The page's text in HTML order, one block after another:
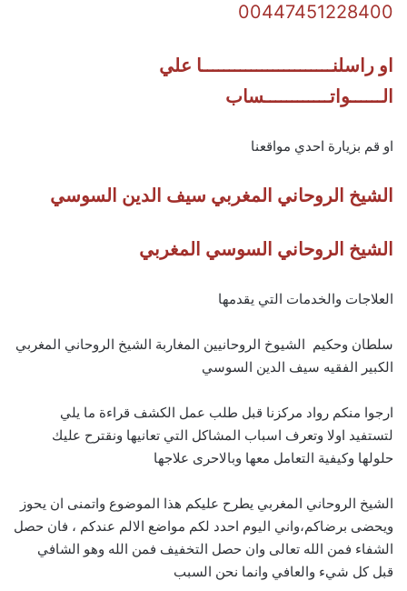
00447451228400
او راسلنــــــــــــــــــــــــا علي
الــــــواتــــــــــــساب
او قم بزيارة احدي مواقعنا
الشيخ الروحاني المغربي سيف الدين السوسي
الشيخ الروحاني السوسي المغربي
العلاجات والخدمات التي يقدمها
سلطان وحكيم الشيوخ الروحانيين المغاربة الشيخ الروحاني المغربي
الكبير الفقيه سيف الدين السوسي
ارجوا منكم رواد مركزنا قبل طلب عمل الكشف قراءة ما يلي
لتستفيد اولا وتعرف اسباب المشاكل التي تعانيها ونقترح عليك
حلولها وكيفية التعامل معها وبالاحرى علاجها
الشيخ الروحاني المغربي يطرح عليكم هذا الموضوع واتمنى ان يحوز
ويحضى برضاكم،واني اليوم احدد لكم مواضع الالم عندكم ، فان حصل
الشفاء فمن الله تعالى وان حصل التخفيف فمن الله وهو الشافي
قبل كل شيء والعافي وانما نحن السبب